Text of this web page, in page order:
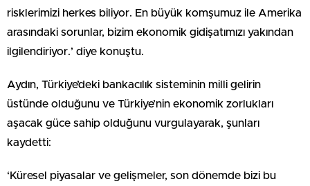
risklerimizi herkes biliyor. En büyük komşumuz ile Amerika
arasındaki sorunlar, bizim ekonomik gidişatımızı yakından
ilgilendiriyor.’ diye konuştu.
Aydın, Türkiye’deki bankacılık sisteminin milli gelirin
üstünde olduğunu ve Türkiye’nin ekonomik zorlukları
aşacak güce sahip olduğunu vurgulayarak, şunları
kaydetti:
‘Küresel piyasalar ve gelişmeler, son dönemde bizi bu